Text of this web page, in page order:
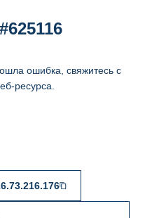
ошибка, свяжитесь с
ресурса.